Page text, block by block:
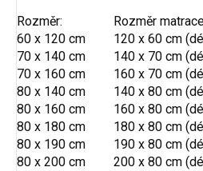
Rozměr: Rozměr
60 x 120 cm
120 x 60 cm
70 x 140 cm
140 x 70 cm
70 x 160 cm
160 x 70 cm
80 x 140 cm
140 x 80 cm
80 x 160 cm
160 x 80 cm
80 x 180 cm
180 x 80 cm
80 x 190 cm
190 x 80 cm
80 x 200 cm
200 x 80 cm